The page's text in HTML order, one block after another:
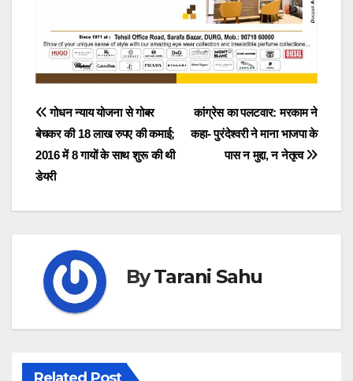
Post
navigation
कांग्रेस का पलटवार: मरकाम ने
कहा- पुरंदेश्वरी ने माना भाजपा के
पास न मुद्दा, न नेतृत्व
गोधन न्याय योजना से गोबर
बेचकर की 18 लाख रुपए की कमाई;
2016 में 8 गायों के साथ शुरू की थी
डेयरी
ByTarani Sahu